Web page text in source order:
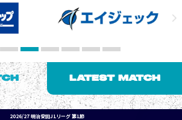
LATEST MATCH
2026/27 明治安田J1リーグ 第1節